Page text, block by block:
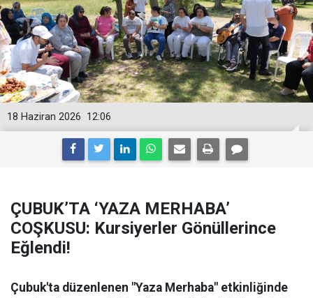
12:06
18 Haziran 2026
ÇUBUK’TA ‘YAZA MERHABA’
COŞKUSU: Kursiyerler Gönüllerince
Eğlendi!
Çubuk'ta düzenlenen "Yaza Merhaba" etkinliğinde